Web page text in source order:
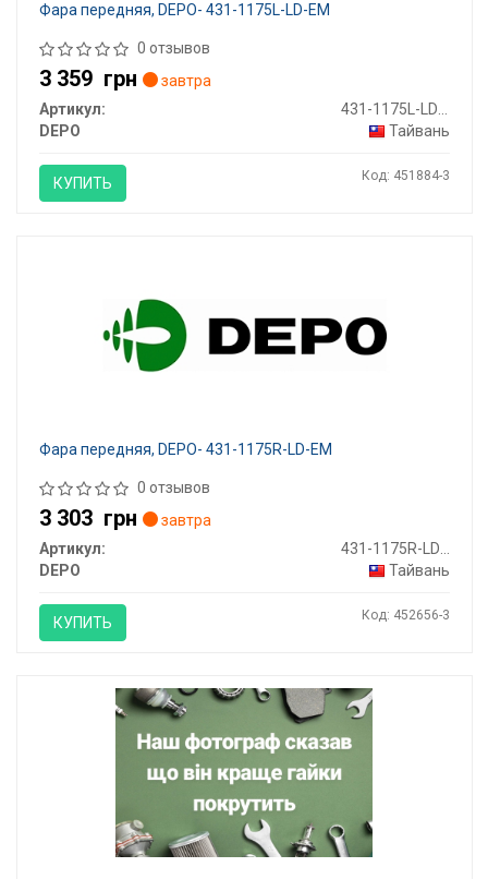
Фара передняя, DEPO- 431-1175L-LD-EM
0 отзывов
3 359 грн
завтра
Артикул:
431-1175L-LD-EM
DEPO
Тайвань
КУПИТЬ Код: 451884-3
Фара передняя, DEPO- 431-1175R-LD-EM
0 отзывов
3 303 грн
завтра
Артикул:
431-1175R-LD-EM
DEPO
Тайвань
КУПИТЬ Код: 452656-3